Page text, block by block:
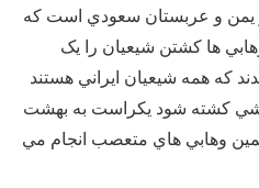
يمن و عربستان سعودي است که
ها کشتن شيعيان را يک
که همه شيعيان ايراني هستند
کشته شود يکراست به بهشت
وهابي هاي متعصب انجام مي